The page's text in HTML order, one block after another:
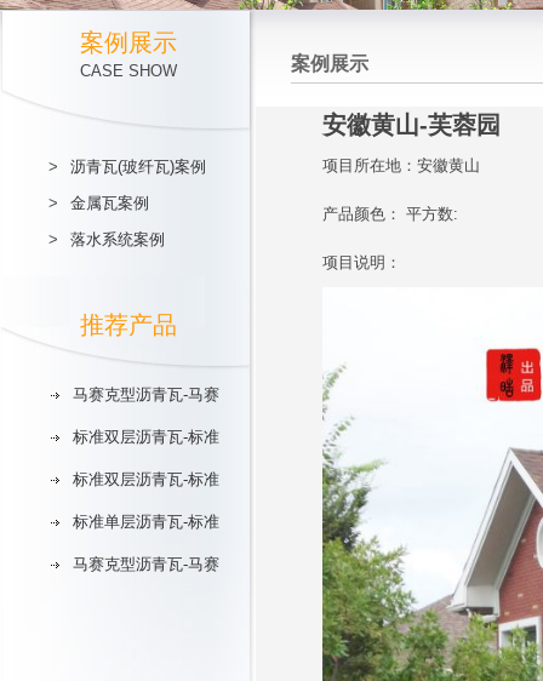
案例展示
CASE SHOW
>
沥青瓦(玻纤瓦)案例
>
金属瓦案例
>
落水系统案例
推荐产品
马赛克型沥青瓦-马赛
标准双层沥青瓦-标准
标准双层沥青瓦-标准
标准单层沥青瓦-标准
马赛克型沥青瓦-马赛
案例展示
安徽黄山-芙蓉园
项目所在地：安徽黄山
产品颜色： 平方数:
项目说明：